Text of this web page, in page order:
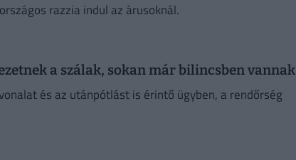
razzia indul az árusoknál.
a szálak, sokan már bilincsben vannak
és az utánpótlást is érintő ügyben, a rendőrség